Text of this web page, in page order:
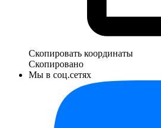
Скопировать координаты
Скопировано
Мы в соц.сетях